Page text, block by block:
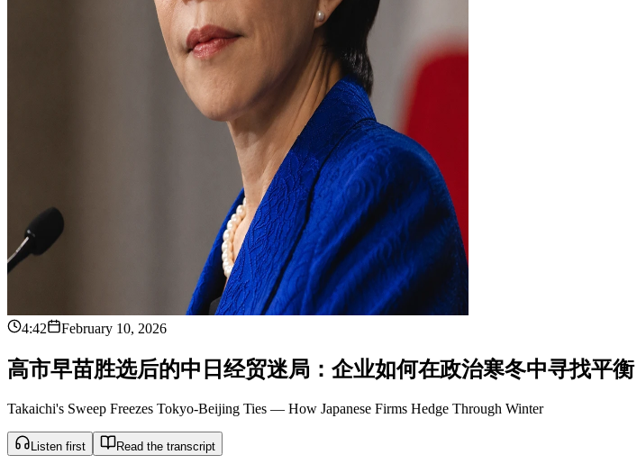
4:42 February 10, 2026
高市早苗胜选后的中 日 经贸迷局 ： 企业如何在政治寒冬中寻找平衡
Takaichi's Sweep Freezes Tokyo-Beijing Ties — How Japanese Firms Hedge Through Winter
Listen first Read the transcript